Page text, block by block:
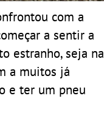
com a
a sentir a
estranho, seja na
a muitos já
e ter um pneu